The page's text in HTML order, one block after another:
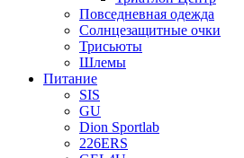
Повседневная одежда
Солнцезащитные очки
Трисьюты
Шлемы
Питание
SIS
GU
Dion Sportlab
226ERS